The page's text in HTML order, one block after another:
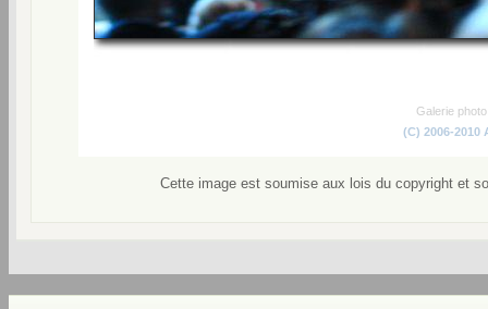
Galerie
(C) 2006-2010
Cette image est soumise aux lois du copyright et